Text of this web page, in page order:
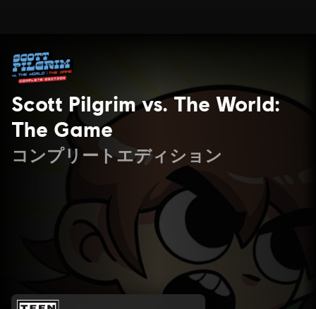
Scott Pilgrim vs. The World:
The Game
コンプリートエディション